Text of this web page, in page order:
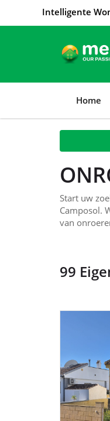
Intelligente
Home
Start uw
Camposol.
van
99